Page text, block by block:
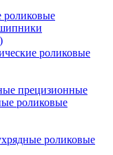
роликовые
роликовые
прецизионные
роликовые
роликовые